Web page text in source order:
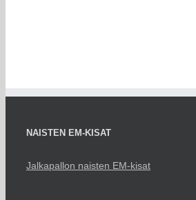
NAISTEN EM-KISAT
Jalkapallon naisten EM-kisat